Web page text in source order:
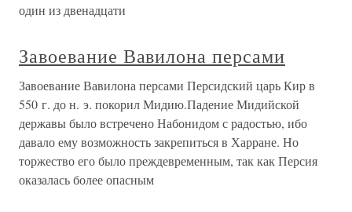
один из двенадцати
Завоевание Вавилона персами
Завоевание Вавилона персами Персидский царь Кир в
550 г. до н. э. покорил Мидию.Падение Мидийской
державы было встречено Набонидом с радостью, ибо
давало ему возможность закрепиться в Харране. Но
торжество его было преждевременным, так как Персия
оказалась более опасным